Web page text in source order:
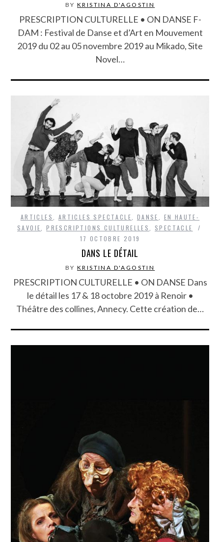
BY KRISTINA D'AGOSTIN
PRESCRIPTION CULTURELLE • ON DANSE F-
DAM : Festival de Danse et d’Art en Mouvement
2019 du 02 au 05 novembre 2019 au Mikado, Site
Novel…
ARTICLES ARTICLES SPECTACLE DANSE
EN HAUTE-
SAVOIE
,PRESCRIPTIONS CULTURELLES
SPECTACLE
17 OCTOBRE 2019
DANS LE DÉTAIL
BY KRISTINA D'AGOSTIN
PRESCRIPTION CULTURELLE • ON DANSE Dans
le détail les 17 & 18 octobre 2019 à Renoir •
Théâtre des collines, Annecy. Cette création de…